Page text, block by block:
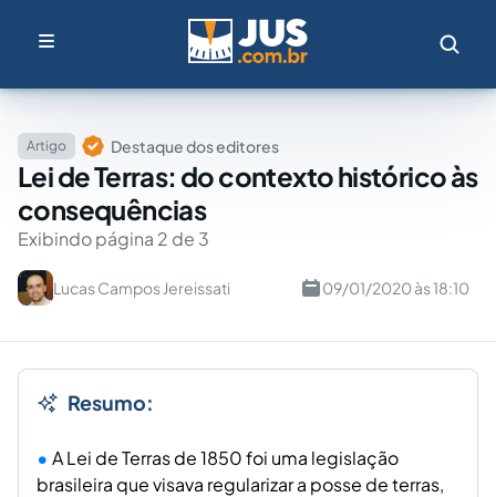
Artigo Destaque dos editores
Lei de Terras: do contexto histórico às
consequências
Exibindo página 2 de 3
Lucas Campos Jereissati 09/01/2020 às 18:10
Resumo:
A Lei de Terras de 1850 foi uma legislação
brasileira que visava regularizar a posse de terras,